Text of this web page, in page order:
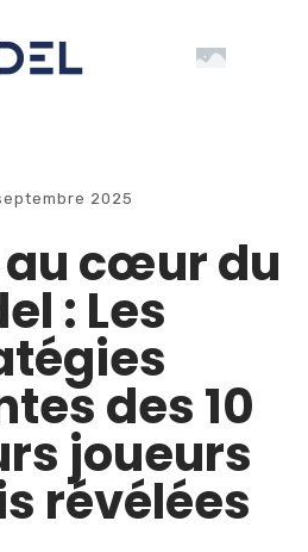
2025
au cœur du
: Les
des 10
joueurs
révélées